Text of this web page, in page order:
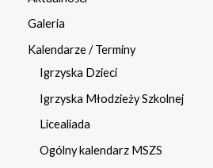
Galeria
Kalendarze / Terminy
Igrzyska Dzieci
Igrzyska Młodzieży Szkolnej
Licealiada
Ogólny kalendarz MSZS